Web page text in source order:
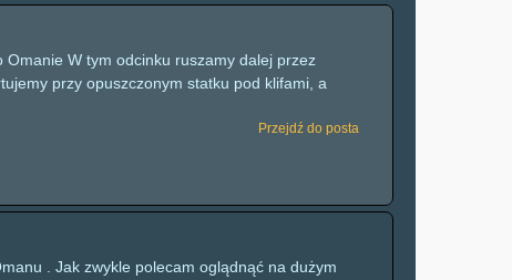
W tym odcinku ruszamy dalej przez
przy opuszczonym statku pod klifami, a
Przejdź do posta
. Jak zwykle polecam oglądnąć na dużym